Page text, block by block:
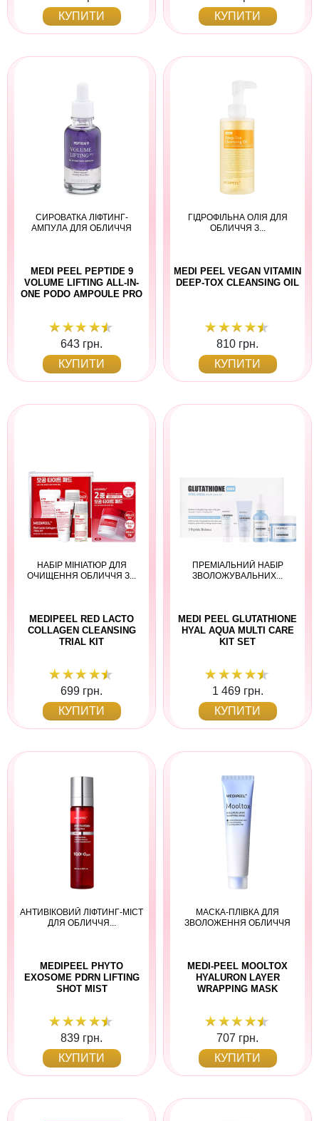
КУПИТИ
КУПИТИ
СИРОВАТКА ЛІФТИНГ-
АМПУЛА ДЛЯ ОБЛИЧЧЯ
MEDI PEEL PEPTIDE 9
VOLUME LIFTING ALL-IN-
ONE PODO AMPOULE PRO
643 грн.
КУПИТИ
ГІДРОФІЛЬНА ОЛІЯ ДЛЯ
ОБЛИЧЧЯ З...
MEDI PEEL VEGAN VITAMIN
DEEP-TOX CLEANSING OIL
810 грн.
КУПИТИ
НАБІР МІНІАТЮР ДЛЯ
ОЧИЩЕННЯ ОБЛИЧЧЯ З...
MEDIPEEL RED LACTO
COLLAGEN CLEANSING
TRIAL KIT
699 грн.
КУПИТИ
ПРЕМІАЛЬНИЙ НАБІР
ЗВОЛОЖУВАЛЬНИХ...
MEDI PEEL GLUTATHIONE
HYAL AQUA MULTI CARE
KIT SET
1 469 грн.
КУПИТИ
АНТИВІКОВИЙ ЛІФТИНГ-МІСТ
ДЛЯ ОБЛИЧЧЯ...
MEDIPEEL PHYTO
EXOSOME PDRN LIFTING
SHOT MIST
839 грн.
КУПИТИ
МАСКА-ПЛІВКА ДЛЯ
ЗВОЛОЖЕННЯ ОБЛИЧЧЯ
MEDI-PEEL MOOLTOX
HYALURON LAYER
WRAPPING MASK
707 грн.
КУПИТИ